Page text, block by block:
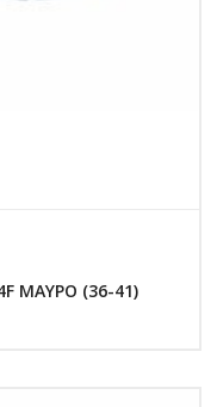
ΜΑΥΡΟ (36-41)